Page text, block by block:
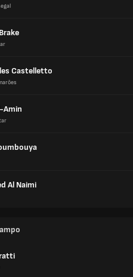
Castelletto
Amin
Al Naimi